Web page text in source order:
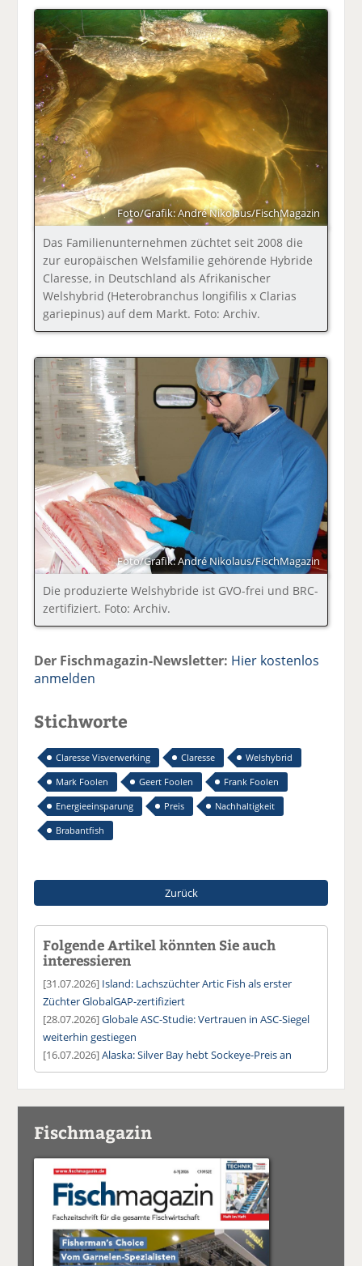
Foto/Grafik: André Nikolaus/FischMagazin
Das Familienunternehmen züchtet seit 2008 die
zur europäischen Welsfamilie gehörende Hybride
Claresse, in Deutschland als Afrikanischer
Welshybrid (Heterobranchus longifilis x Clarias
gariepinus) auf dem Markt. Foto: Archiv.
Foto/Grafik: André Nikolaus/FischMagazin
Die produzierte Welshybride ist GVO-frei und BRC-
zertifiziert. Foto: Archiv.
Der Fischmagazin-Newsletter: Hier kostenlos
anmelden
Stichworte
Claresse Visverwerking Claresse
Welshybrid
Mark Foolen
Geert Foolen
Frank Foolen
Energieeinsparung
Preis
Nachhaltigkeit
Brabantfish
Zurück
Folgende Artikel könnten Sie auch
interessieren
[31.07.2026] Island: Lachszüchter Artic Fish als erster
Züchter GlobalGAP-zertifiziert
[28.07.2026]Globale ASC-Studie: Vertrauen in ASC-Siegel
weiterhin gestiegen
[16.07.2026]Alaska: Silver Bay hebt Sockeye-Preis an
Fischmagazin